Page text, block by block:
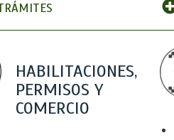
HABILITACIONES,
PERMISOS Y
COMERCIO